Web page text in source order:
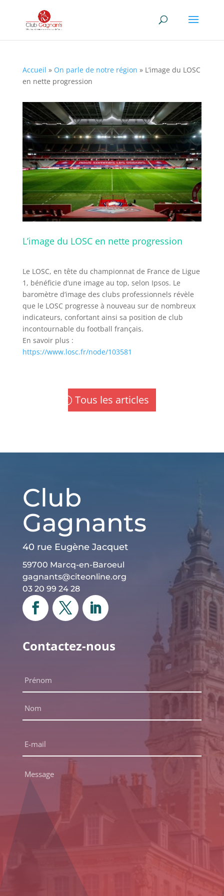
Accueil » On parle de notre région » L’image du LOSC
en nette progression
L’image du LOSC en nette progression
Le LOSC, en tête du championnat de France de Ligue
1, bénéficie d’une image au top, selon Ipsos. Le
baromètre d’image des clubs professionnels révèle
que le LOSC progresse à nouveau sur de nombreux
indicateurs, confortant ainsi sa position de club
incontournable du football français.
En savoir plus :
https://www.losc.fr/node/103581
Tous les articles
Club
Gagnants
40 rue Eugène Jacquet
59700 Marcq-en-Baroeul
gagnants@citeonline.org
03 20 99 24 28
Contactez-nous
complet
mail
Message